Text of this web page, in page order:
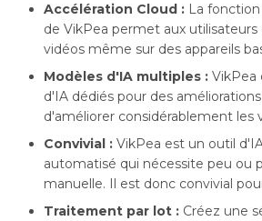
Accélération Cloud : La
de VikPea permet aux utilisateurs
vidéos même sur des appareils
Modèles d'IA multiples : VikPea
d'IA dédiés pour des
d'améliorer considérablement les
Convivial : VikPea est un outil
automatisé qui nécessite peu ou
manuelle. Il est donc convivial
Traitement par lot : Créez une